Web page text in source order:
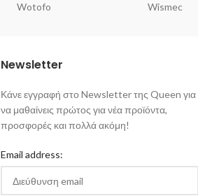
Wotofo Wismec
Newsletter
Κάνε εγγραφή στο Newsletter της Queen για
να μαθαίνεις πρώτος για νέα προϊόντα,
προσφορές και πολλά ακόμη!
Email address: